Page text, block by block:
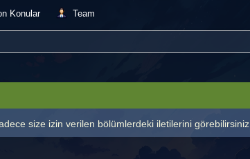
Konular Team
size izin verilen bölümlerdeki iletilerini görebilirsiniz.